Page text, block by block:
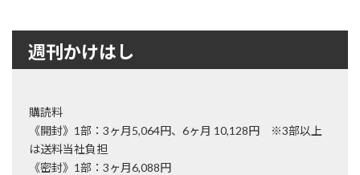
週刊かけはし
購読料
《開封》1部：3ヶ月5,064円、6ヶ月 10,128円 ※3部以上
は送料当社負担
《密封》1部：3ヶ月6,088円